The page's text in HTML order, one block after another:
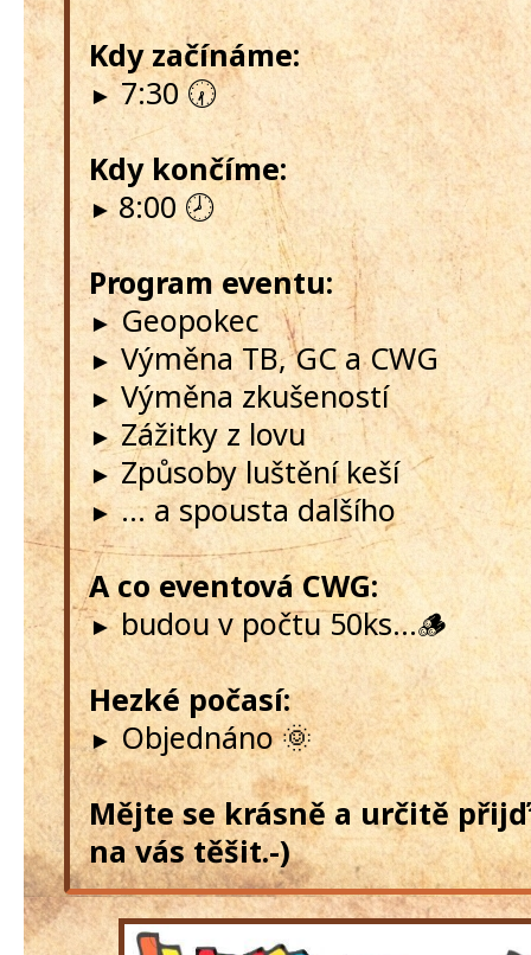
Kdy začínáme:
►7:30 🕢
Kdy končíme:
►8:00 🕗
Program eventu:
►Geopokec
► Výměna TB, GC a CWG
► Výměna zkušeností
►Zážitky z lovu
►Způsoby luštění keší
►... a spousta dalšího
A co eventová CWG:
►budou v počtu 50ks...🪵
Hezké počasí:
► Objednáno 🌞
Mějte se krásně a určitě
na vás těšit.-)